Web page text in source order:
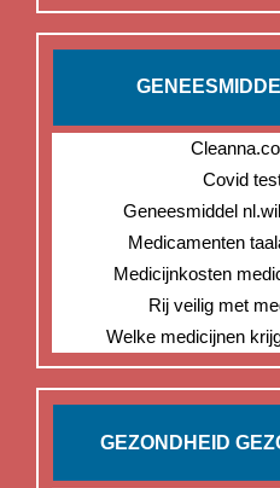
Covid
Geneesmiddel
Medicamenten
Medicijnkosten
Rij veilig met
Welke medicijnen
GEZONDHEID